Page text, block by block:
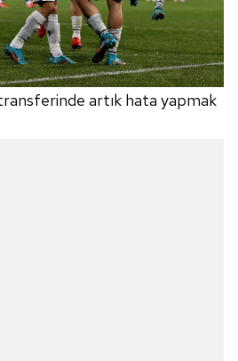
artık hata yapmak